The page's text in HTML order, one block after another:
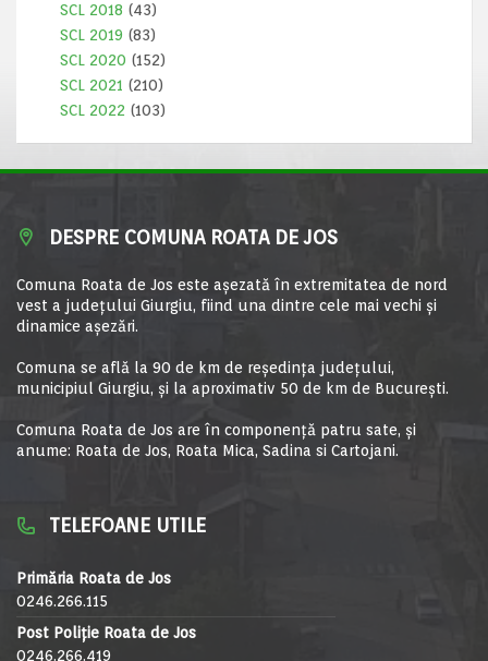
SCL 2018 (43)
SCL 2019 (83)
SCL 2020 (152)
SCL 2021 (210)
SCL 2022 (103)
DESPRE COMUNA ROATA DE JOS
Comuna Roata de Jos este aşezată în extremitatea de nord
vest a judeţului Giurgiu, fiind una dintre cele mai vechi şi
dinamice aşezări.
Comuna se află la 90 de km de reşedinţa judeţului,
municipiul Giurgiu, şi la aproximativ 50 de km de Bucureşti.
Comuna Roata de Jos are în componență patru sate, și
anume: Roata de Jos, Roata Mica, Sadina si Cartojani.
TELEFOANE UTILE
Primăria Roata de Jos
0246.266.115
Post Poliție Roata de Jos
0246.266.419